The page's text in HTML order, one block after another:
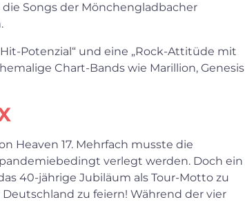
Songs der Mönchengladbacher
Potenzial“ und eine „Rock-Attitüde mit
Chart-Bands wie Marillion, Genesis
Heaven 17. Mehrfach musste die
verlegt werden. Doch ein
40-jährige Jubiläum als Tour-Motto zu
zu feiern! Während der vier